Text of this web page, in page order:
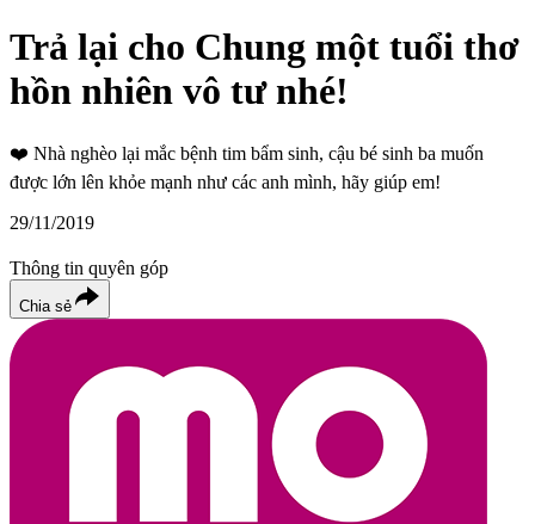
Trả lại cho Chung một tuổi thơ
hồn nhiên vô tư nhé!
❤️ Nhà nghèo lại mắc bệnh tim bẩm sinh, cậu bé sinh ba muốn
được lớn lên khỏe mạnh như các anh mình, hãy giúp em!
29/11/2019
Thông tin quyên góp
Chia sẻ